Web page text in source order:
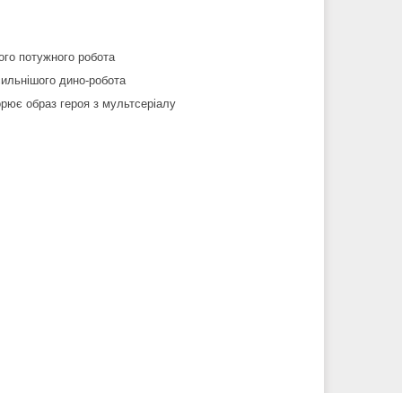
потужного робота
дино-робота
образ героя з мультсеріалу